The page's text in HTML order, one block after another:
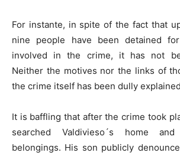
For instante, in spite of the fact that
nine people have been detained
involved in the crime, it has not
Neither the motives nor the links of
the crime itself has been dully
It is baffling that after the crime took
searched Valdivieso´s home
belongings. His son publicly